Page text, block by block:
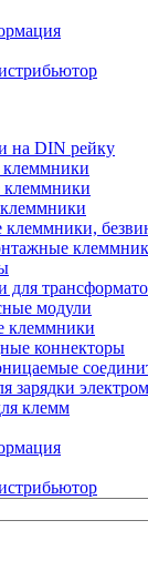
на DIN рейку
клеммники
клеммники
для
модули
клеммники
коннекторы
зарядки
клемм